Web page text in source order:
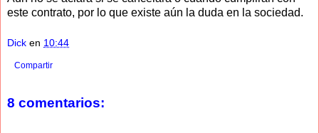
este contrato, por lo que existe aún la duda en la sociedad.
Dick en 10:44
Compartir
8 comentarios: